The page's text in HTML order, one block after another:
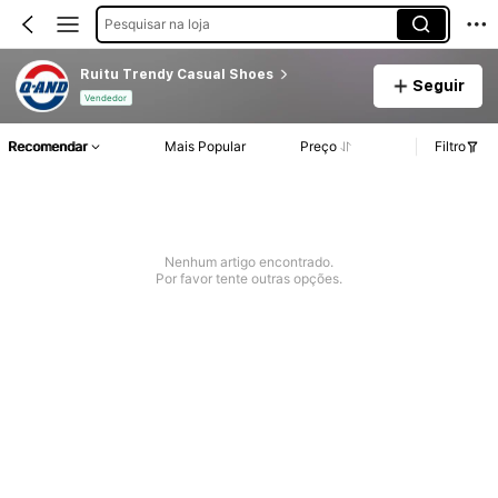
Pesquisar na loja
Ruitu Trendy Casual Shoes
Vendedor
Seguir
Recomendar Mais Popular Preço Filtro
Nenhum artigo encontrado.
Por favor tente outras opções.